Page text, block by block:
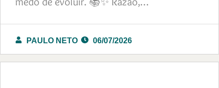
PAULO NETO 06/07/2026